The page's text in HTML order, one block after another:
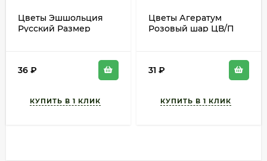
Цветы Эшшольция
Русский Размер
36 ₽
Цветы Агератум
Розовый шар ЦВ/П
31 ₽